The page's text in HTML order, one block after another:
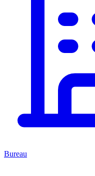
Bureau